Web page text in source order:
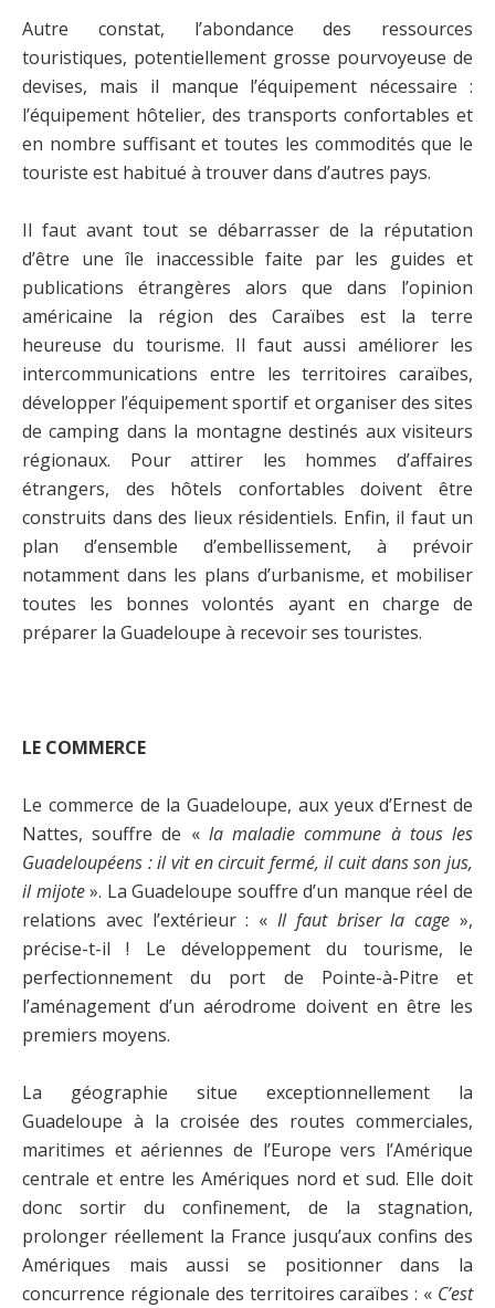
Autre constat, l’abondance des ressources
touristiques, potentiellement grosse pourvoyeuse de
devises, mais il manque l’équipement nécessaire :
l’équipement hôtelier, des transports confortables et
en nombre suffisant et toutes les commodités que le
touriste est habitué à trouver dans d’autres pays.
Il faut avant tout se débarrasser de la réputation
d’être une île inaccessible faite par les guides et
publications étrangères alors que dans l’opinion
américaine la région des Caraïbes est la terre
heureuse du tourisme. Il faut aussi améliorer les
intercommunications entre les territoires caraïbes,
développer l’équipement sportif et organiser des sites
de camping dans la montagne destinés aux visiteurs
régionaux. Pour attirer les hommes d’affaires
étrangers, des hôtels confortables doivent être
construits dans des lieux résidentiels. Enfin, il faut un
plan d’ensemble d’embellissement, à prévoir
notamment dans les plans d’urbanisme, et mobiliser
toutes les bonnes volontés ayant en charge de
préparer la Guadeloupe à recevoir ses touristes.
LE COMMERCE
Le commerce de la Guadeloupe, aux yeux d’Ernest de
Nattes, souffre de « la maladie commune à tous les
Guadeloupéens : il vit en circuit fermé, il cuit dans son jus,
il mijote». La Guadeloupe souffre d’un manque réel de
relations avec l’extérieur : « Il faut briser la cage »,
précise-t-il ! Le développement du tourisme, le
perfectionnement du port de Pointe-à-Pitre et
l’aménagement d’un aérodrome doivent en être les
premiers moyens.
La géographie situe exceptionnellement la
Guadeloupe à la croisée des routes commerciales,
maritimes et aériennes de l’Europe vers l’Amérique
centrale et entre les Amériques nord et sud. Elle doit
donc sortir du confinement, de la stagnation,
prolonger réellement la France jusqu’aux confins des
Amériques mais aussi se positionner dans la
concurrence régionale des territoires caraïbes : « C’est